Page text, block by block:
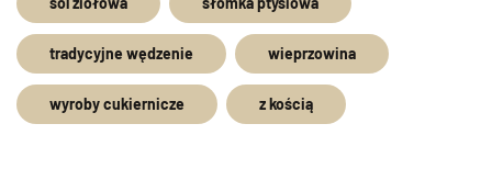
tradycyjne wędzenie wieprzowina
wyroby cukiernicze z kością